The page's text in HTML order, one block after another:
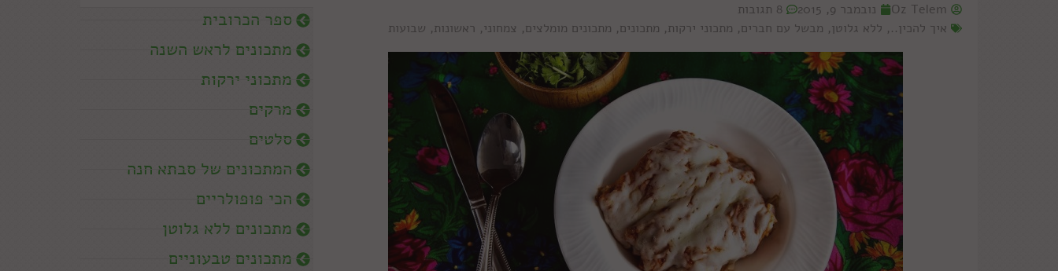
ספר הכרובית
מתכונים לראש השנה
מתכוני ירקות
מרקים
סלטים
המתכונים של סבתא חנה
הכי פופולריים
מתכונים ללא גלוטן
מתכונים טבעוניים
Oz Telem נובמבר 9, 2015
8 תגובות
איך להכין.., ללא גלוטן, מבשל עם חברים, מתכוני ירקות, מתכונים, מתכונים מומלצים, צמחוני, ראשונות, שבועות